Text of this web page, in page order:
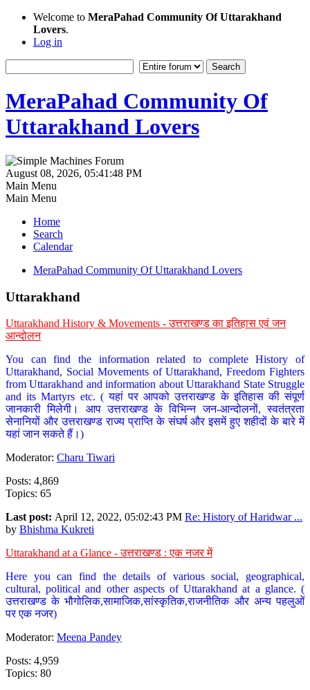
Welcome to MeraPahad Community Of Uttarakhand
Lovers.
Log in
MeraPahad Community Of
Uttarakhand Lovers
August 08, 2026, 05:41:48 PM
Main Menu
Main Menu
Home
Search
Calendar
MeraPahad Community Of Uttarakhand Lovers
Uttarakhand
Uttarakhand History & Movements - उत्तराखण्ड का इतिहास एवं जन
आन्दोलन
You can find the information related to complete History of
Uttarakhand, Social Movements of Uttarakhand, Freedom Fighters
from Uttarakhand and information about Uttarakhand State Struggle
and its Martyrs etc. ( यहां पर आपको उत्तराखण्ड के इतिहास की संपूर्ण
जानकारी मिलेगी। आप उत्तराखण्ड के विभिन्न जन-आन्दोलनों, स्वतंत्रता
सेनानियों और उत्तराखण्ड राज्य प्राप्ति के संघर्ष और इसमें हुए शहीदों के बारे में
यहां जान सकते हैं।)
Moderator: Charu Tiwari
Posts: 4,869
Topics: 65
Last post: April 12, 2022, 05:02:43 PM Re: History of Haridwar ...
by Bhishma Kukreti
Uttarakhand at a Glance - उत्तराखण्ड : एक नजर में
Here you can find the details of various social, geographical,
cultural, political and other aspects of Uttarakhand at a glance. (
उत्तराखण्ड के भौगोलिक,सामाजिक,सांस्कृतिक,राजनीतिक और अन्य पहलुओं
पर एक नजर)
Moderator: Meena Pandey
Posts: 4,959
Topics: 80